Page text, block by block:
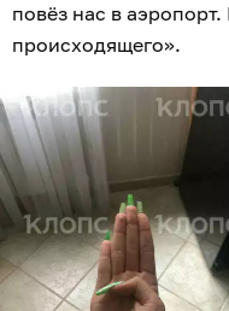
повёз нас в
происходящего».